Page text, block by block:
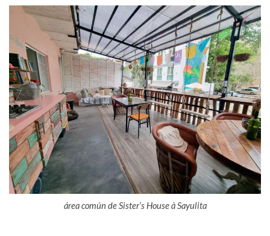
área común de Sister’s House à Sayulita